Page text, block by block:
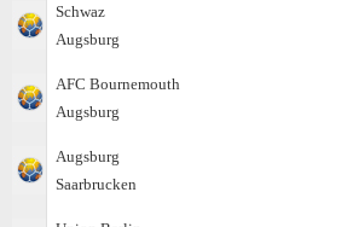
Schwaz
Augsburg
AFC Bournemouth
Augsburg
Augsburg
Saarbrucken